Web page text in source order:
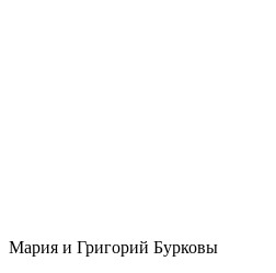
Мария и Григорий Бурковы